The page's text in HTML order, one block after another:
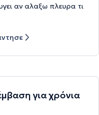
αν αλαξω πλευρα τι
για χρόνια